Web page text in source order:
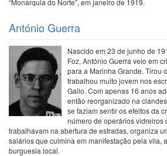
António Guerra
Nascido em 23 de junho de
Foz, António Guerra veio em
para a Marinha Grande. Tirou
trabalhou muito jovem nos
Gallo. Com apenas 16 anos
então reorganizado na
se faziam sentir os efeitos da
número de operários vidreiros
trabalhavam na abertura de estradas, organiza
salários que culmina em manifestação pela vila,
burguesia local.